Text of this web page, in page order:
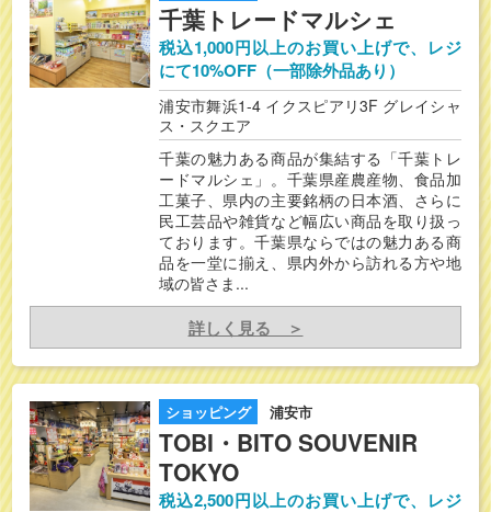
千葉トレードマルシェ
税込1,000円以上のお買い上げで、レジ
にて10%OFF（一部除外品あり）
浦安市舞浜1-4 イクスピアリ3F グレイシャ
ス・スクエア
千葉の魅力ある商品が集結する「千葉トレ
ードマルシェ」。千葉県産農産物、食品加
工菓子、県内の主要銘柄の日本酒、さらに
民工芸品や雑貨など幅広い商品を取り扱っ
ております。千葉県ならではの魅力ある商
品を一堂に揃え、県内外から訪れる方や地
域の皆さま...
詳しく見る ＞
ショッピング 浦安市
TOBI・BITO SOUVENIR
TOKYO
税込2,500円以上のお買い上げで、レジ